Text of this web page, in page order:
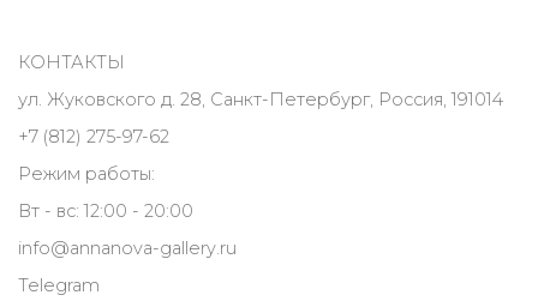
КОНТАКТЫ
ул. Жуковского д. 28, Санкт-Петербург, Россия, 191014
+7 (812) 275-97-62
Режим работы:
Вт - вс: 12:00 - 20:00
info@annanova-gallery.ru
Telegram